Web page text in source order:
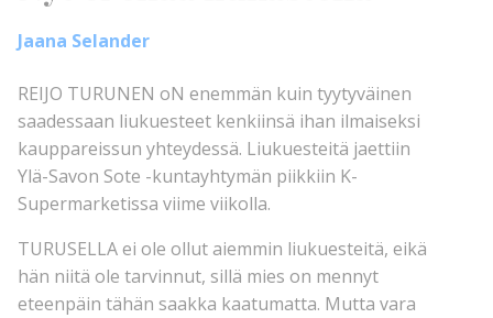
Jaana Selander
REIJO TURUNEN oN enemmän kuin tyytyväinen
saadessaan liukuesteet kenkiinsä ihan ilmaiseksi
kauppareissun yhteydessä. Liukuesteitä jaettiin
Ylä-Savon Sote -kuntayhtymän piikkiin K-
Supermarketissa viime viikolla.
TURUSELLA ei ole ollut aiemmin liukuesteitä, eikä
hän niitä ole tarvinnut, sillä mies on mennyt
eteenpäin tähän saakka kaatumatta. Mutta vara